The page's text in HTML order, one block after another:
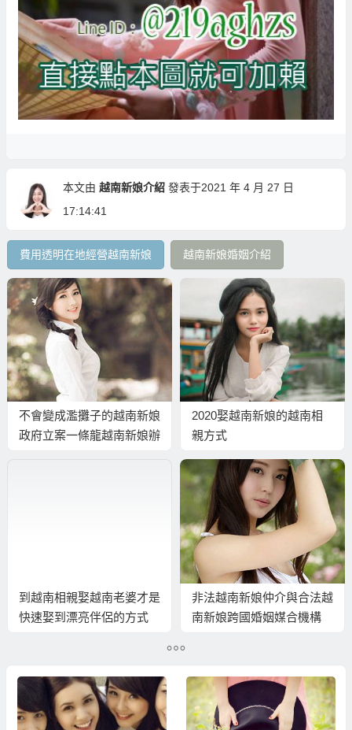
本文由 越南新娘介紹 發表于2021 年 4 月 27 日
17:14:41
費用透明在地經營越南新娘 越南新娘婚姻介紹
不會變成濫攤子的越南新娘
政府立案一條龍越南新娘辦
2020娶越南新娘的越南相
親方式
到越南相親娶越南老婆才是
快速娶到漂亮伴侶的方式
非法越南新娘仲介與合法越
南新娘跨國婚姻媒合機構